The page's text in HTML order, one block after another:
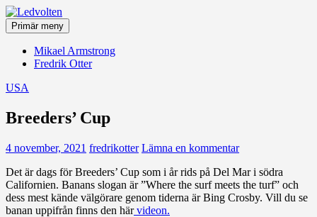
Hoppa
till
innehåll
Ledvolten
Primär meny
Mikael Armstrong
Fredrik Otter
USA
Breeders’ Cup
4 november, 2021 fredrikotter Lämna en kommentar
Det är dags för Breeders’ Cup som i år rids på Del Mar i södra
Californien. Banans slogan är ”Where the surf meets the turf” och
dess mest kände välgörare genom tiderna är Bing Crosby. Vill du se
banan uppifrån finns den härvideon.